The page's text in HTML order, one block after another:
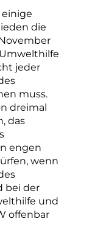
einige
die
jeder
muss.
dreimal
das
engen
wenn
bei der
und
offenbar